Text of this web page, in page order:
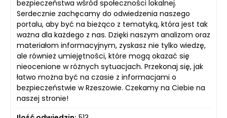
bezpieczeństwa wśród społeczności lokalnej.
Serdecznie zachęcamy do odwiedzenia naszego
portalu, aby być na bieżąco z tematyką, która jest tak
ważna dla każdego z nas. Dzięki naszym analizom oraz
materiałom informacyjnym, zyskasz nie tylko wiedzę,
ale również umiejętności, które mogą okazać się
nieocenione w różnych sytuacjach. Przekonaj się, jak
łatwo można być na czasie z informacjami o
bezpieczeństwie w Rzeszowie. Czekamy na Ciebie na
naszej stronie!